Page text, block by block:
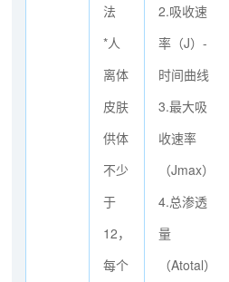
法
*人
离体
皮肤
供体
不少
于
12，
每个
2.吸收速
率（J）-
时间曲线
3.最大吸
收速率
（Jmax）
4.总渗透
量
（Atotal）